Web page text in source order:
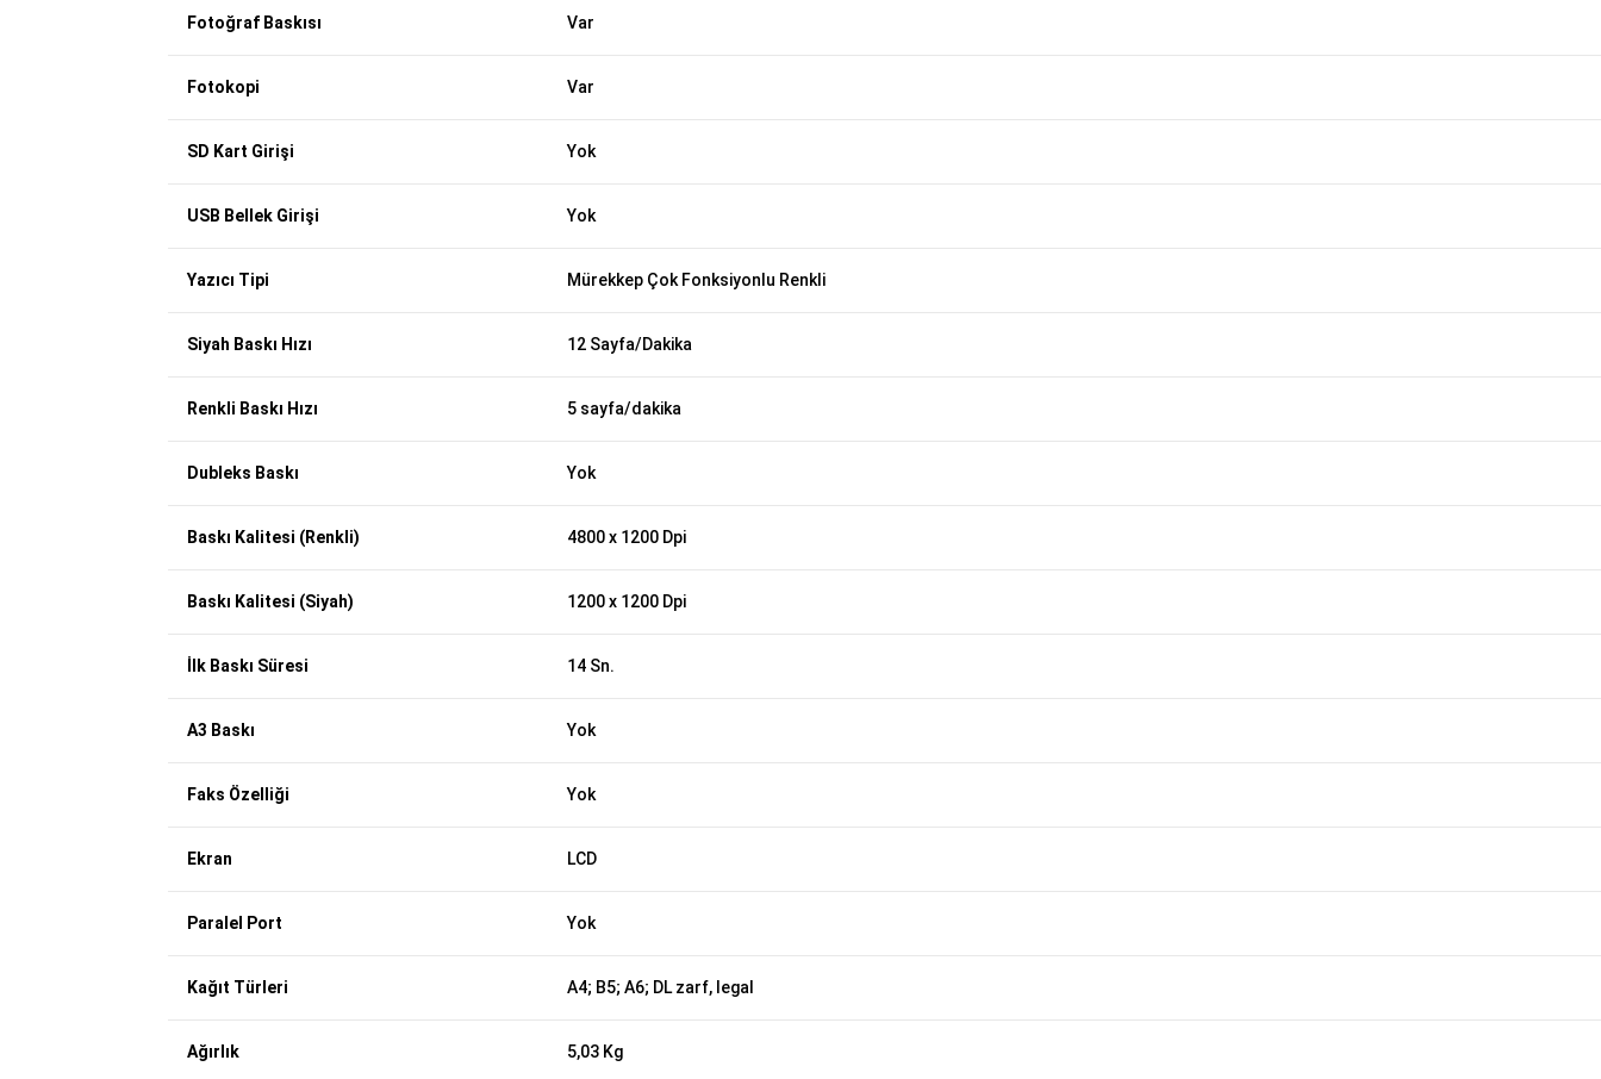
Fotoğraf Baskısı Var
Fotokopi Var
SD Kart Girişi Yok
USB Bellek Girişi Yok
Yazıcı Tipi Mürekkep Çok Fonksiyonlu Renkli
Siyah Baskı Hızı 12 Sayfa/Dakika
Renkli Baskı Hızı 5 sayfa/dakika
Dubleks Baskı Yok
Baskı Kalitesi (Renkli) 4800 x 1200 Dpi
Baskı Kalitesi (Siyah) 1200 x 1200 Dpi
İlk Baskı Süresi 14 Sn.
A3 Baskı Yok
Faks Özelliği Yok
Ekran LCD
Paralel Port Yok
Kağıt Türleri A4; B5; A6; DL zarf, legal
Ağırlık 5,03 Kg